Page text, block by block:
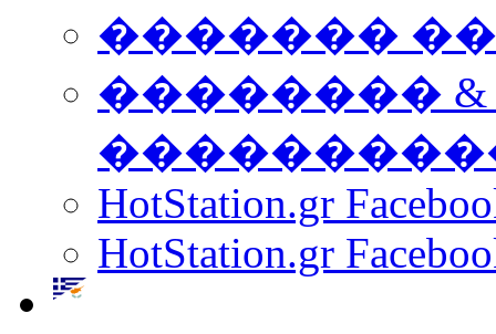
������� ���
��������
HotStation.gr
HotStation.gr